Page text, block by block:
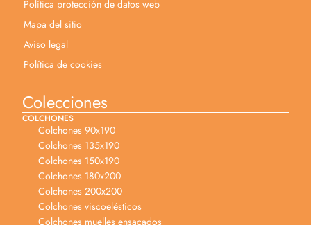
Política protección de datos web
Mapa del sitio
Aviso legal
Política de cookies
Colecciones
COLCHONES
Colchones 90x190
Colchones 135x190
Colchones 150x190
Colchones 180x200
Colchones 200x200
Colchones viscoelésticos
Colchones muelles ensacados